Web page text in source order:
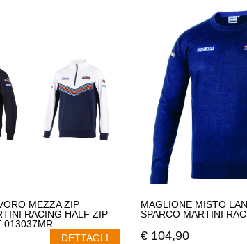
MEZZA ZIP
RACING HALF ZIP
013037MR
DETTAGLI
MAGLIONE MISTO
SPARCO MARTINI
€ 104,90